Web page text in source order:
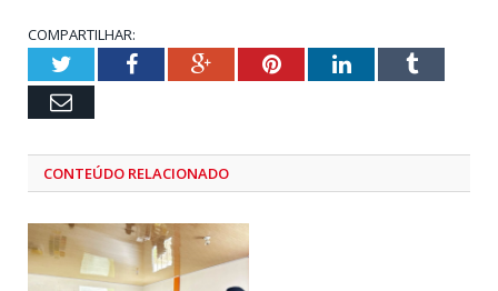
COMPARTILHAR:
TwitterFacebookGoogle+PinterestLinkedInTumblr
Email
CONTEÚDO RELACIONADO